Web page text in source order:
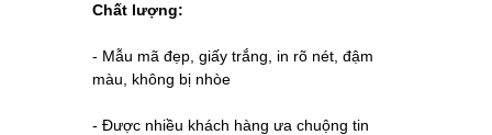
Chất lượng:
- Mẫu mã đẹp, giấy trắng, in rõ nét, đậm
màu, không bị nhòe
- Được nhiều khách hàng ưa chuộng tin